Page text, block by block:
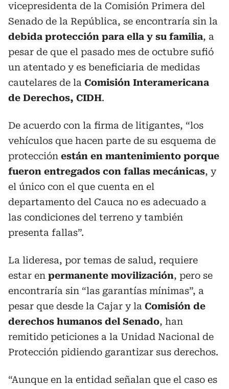
vicepresidenta de la Comisión Primera del
Senado de la República, se encontraría sin la
debida protección para ella y su familia, a
pesar de que el pasado mes de octubre sufió
un atentado y es beneficiaria de medidas
cautelares de la Comisión Interamericana
de Derechos, CIDH.
De acuerdo con la firma de litigantes, “los
vehículos que hacen parte de su esquema de
protección están en mantenimiento porque
fueron entregados con fallas mecánicas, y
el único con el que cuenta en el
departamento del Cauca no es adecuado a
las condiciones del terreno y también
presenta fallas”.
La lideresa, por temas de salud, requiere
estar en permanente movilización, pero se
encontraría sin “las garantías mínimas”, a
pesar que desde la Cajar y la Comisión de
derechos humanos del Senado, han
remitido peticiones a la Unidad Nacional de
Protección pidiendo garantizar sus derechos.
“Aunque en la entidad señalan que el caso es